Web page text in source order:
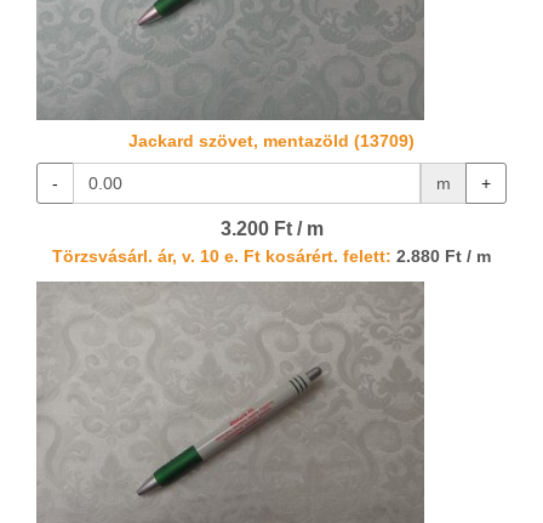
Jackard szövet, mentazöld (13709)
- m +
3.200 Ft / m
Törzsvásárl. ár, v. 10 e. Ft kosárért. felett: 2.880 Ft / m